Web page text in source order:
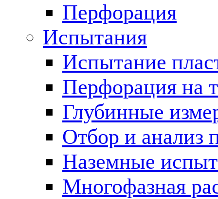
Перфорация
Испытания
Испытание
Перфорация на
Глубинные
Отбор и анализ
Наземные
Многофазная